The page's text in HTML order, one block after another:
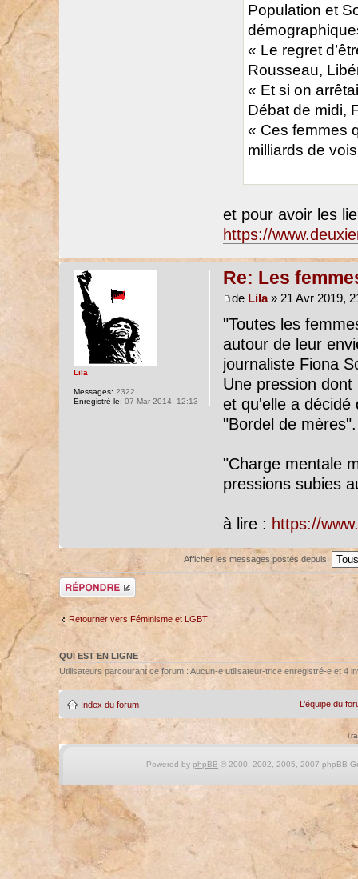
Population et
« Le regret
Rousseau,
« Et si on
Débat de midi,
« Ces femmes
milliards de
et pour avoir les
https://
Re: Les
de Lila» 21 Avr 2019,
"Toutes les
autour de leur
journaliste Fiona
Une pression
et qu'elle a
"Bordel de
"Charge mentale
pressions subies
à lire : https://
Lila
Messages: 2322
Enregistré le: 07 Mar 2014, 12:13
Afficher les messages postés depuis:
Répondre
Retourner vers Féminisme et LGBTI
QUI EST EN LIGNE
Utilisateurs parcourant ce forum : Aucun-e utilisateur-trice enregistré-e et 4
Index du forum L’équipe du
Powered by phpBB © 2000, 2002, 2005, 2007 phpBB